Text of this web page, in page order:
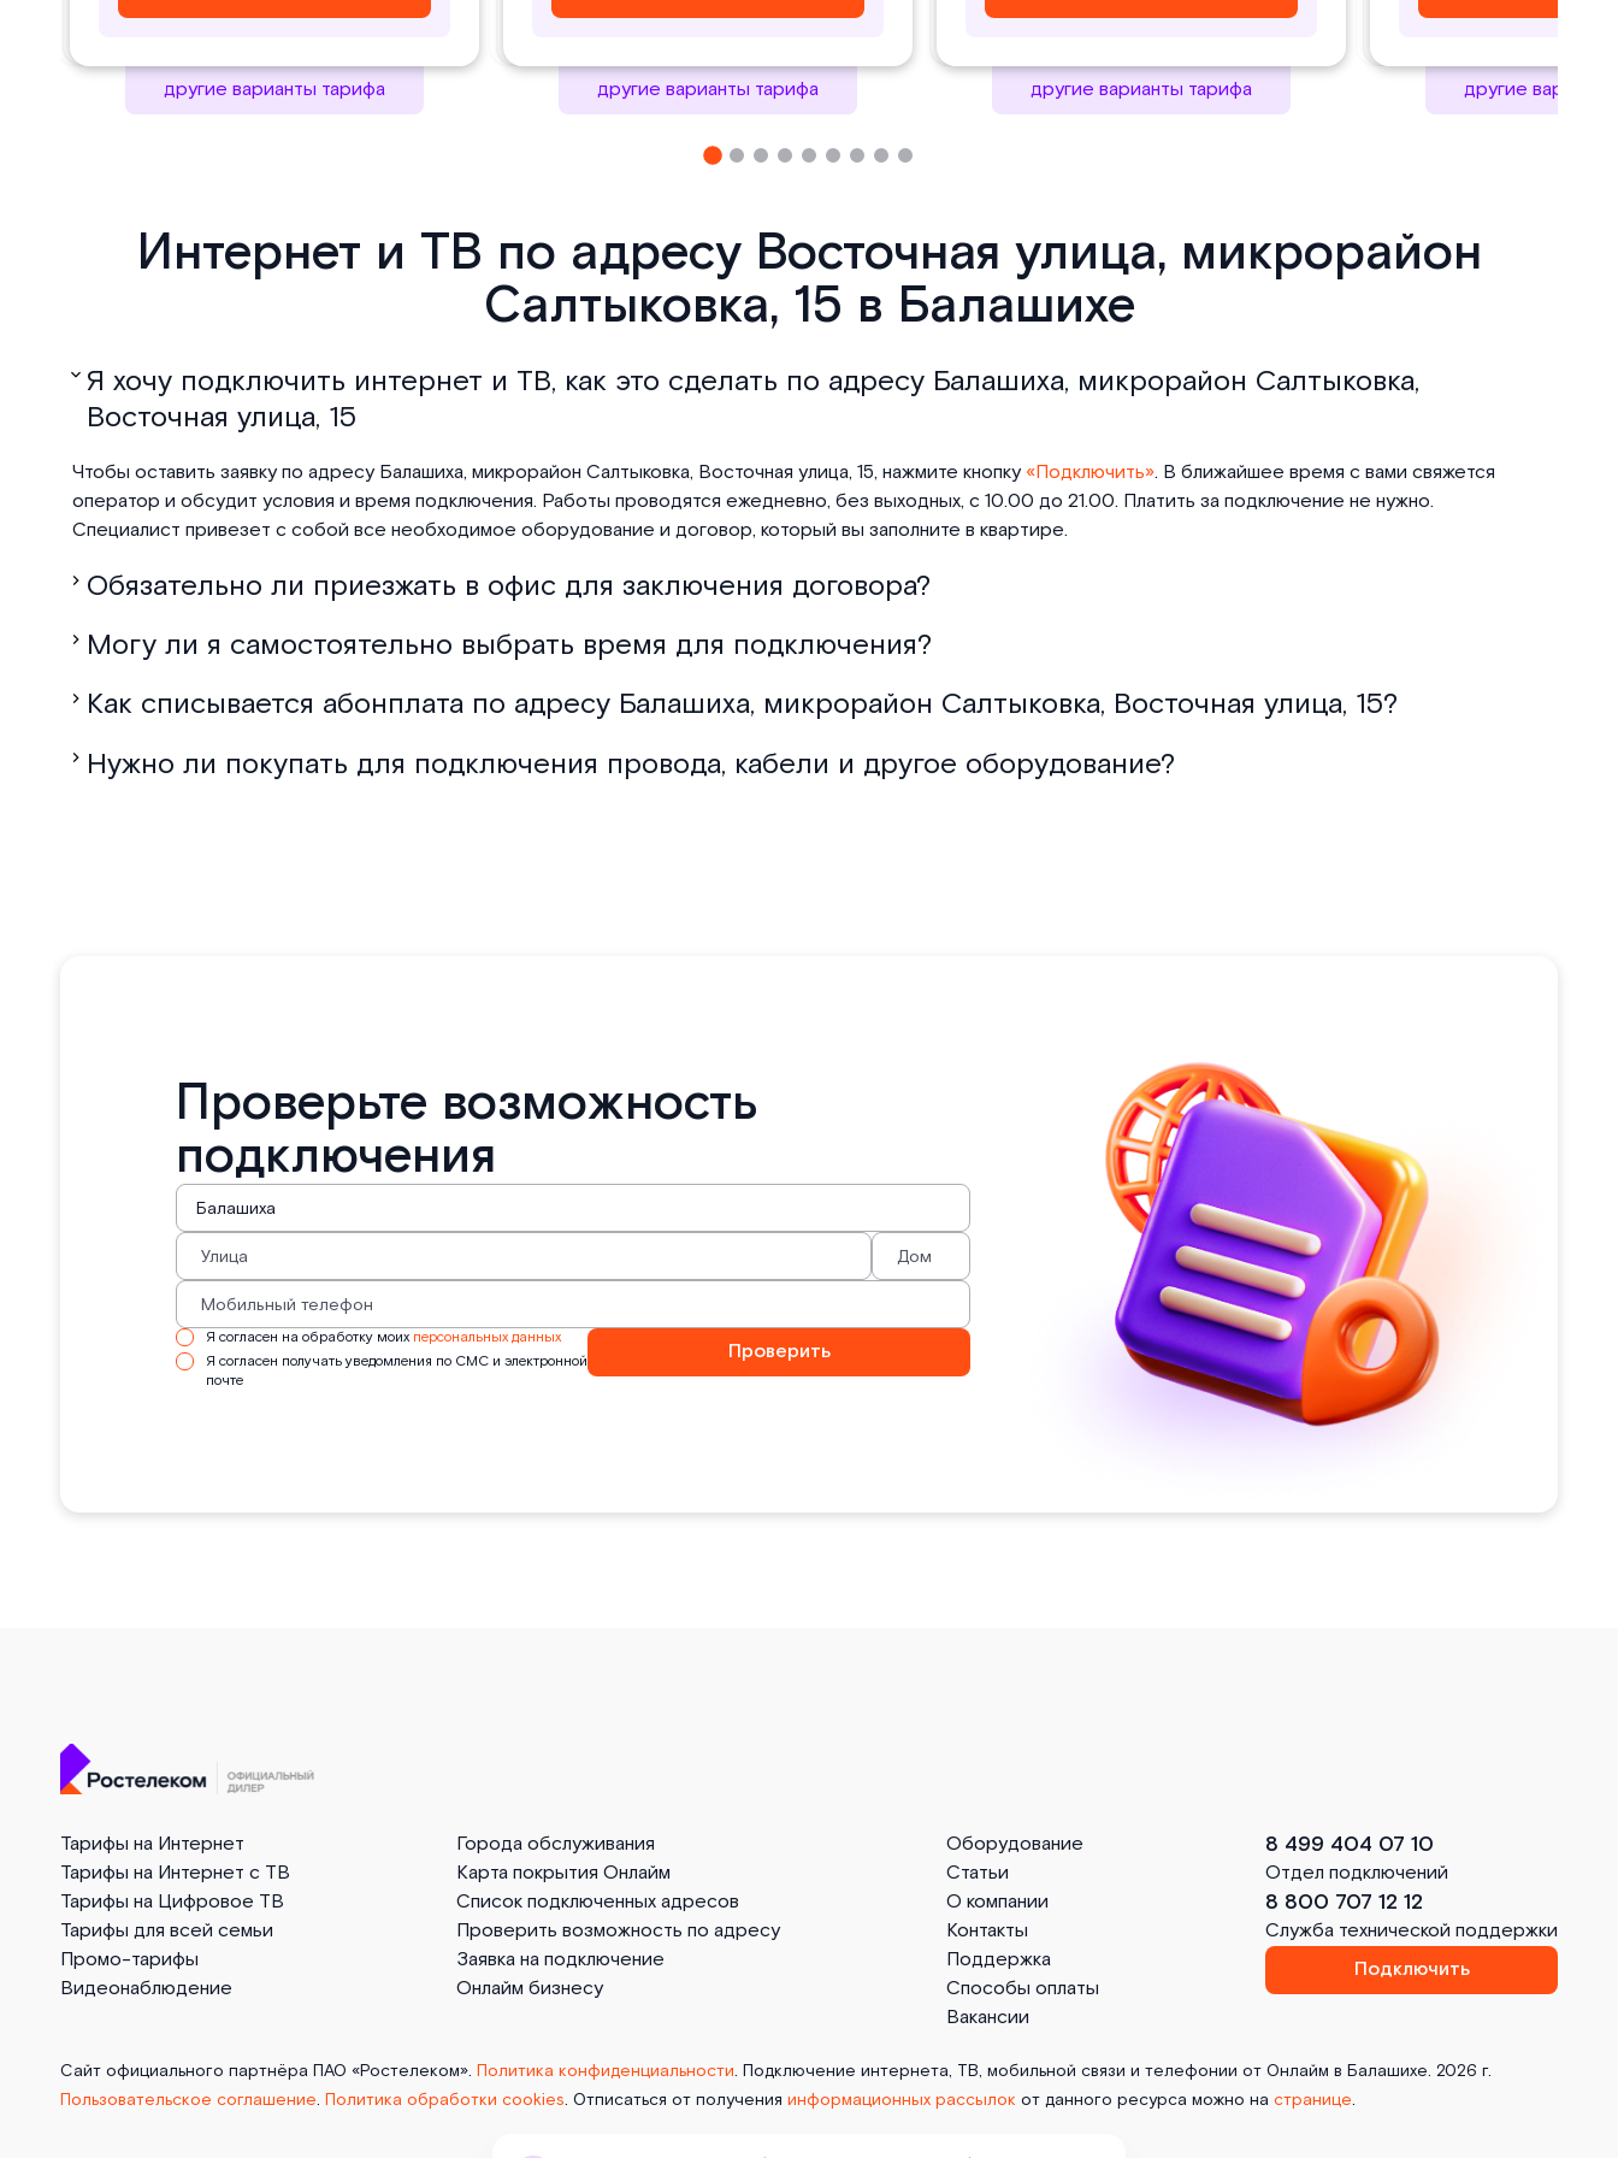
другие варианты тарифа другие варианты тарифа другие варианты тарифа другие
Интернет и ТВ по адресу Восточная улица, микрорайон
Салтыковка, 15 в Балашихе
Я хочу подключить интернет и ТВ, как это сделать по адресу Балашиха, микрорайон Салтыковка,
Восточная улица, 15
Чтобы оставить заявку по адресу Балашиха, микрорайон Салтыковка, Восточная улица, 15, нажмите кнопку«Подключить». В ближайшее время с вами свяжется
оператор и обсудит условия и время подключения. Работы проводятся ежедневно, без выходных, с 10.00 до 21.00. Платить за подключение не нужно.
Специалист привезет с собой все необходимое оборудование и договор, который вы заполните в квартире.
Обязательно ли приезжать в офис для заключения договора?
Могу ли я самостоятельно выбрать время для подключения?
Как списывается абонплата по адресу Балашиха, микрорайон Салтыковка, Восточная улица, 15?
Нужно ли покупать для подключения провода, кабели и другое оборудование?
Проверьте возможность
подключения
Я согласен на обработку моих персональных данных
Я согласен получать уведомления по СМС и электронной
почте
Проверить
Тарифы на Интернет
Тарифы на Интернет с ТВ
Тарифы на Цифровое ТВ
Тарифы для всей семьи
Промо-тарифы
Видеонаблюдение
Города обслуживания
Карта покрытия Онлайм
Список подключенных адресов
Проверить возможность по адресу
Заявка на подключение
Онлайм бизнесу
Оборудование
Статьи
О компании
Контакты
Поддержка
Способы оплаты
Вакансии
8 499 404 07 10
Отдел подключений
8 800 707 12 12
Служба технической поддержки
Подключить
Сайт официального партнёра ПАО «Ростелеком». Политика конфиденциальности. Подключение интернета, ТВ, мобильной связи и телефонии от Онлайм в Балашихе. 2026 г.
Пользовательское соглашение. Политика обработки cookies. Отписаться от получения информационных рассылок от данного ресурса можно на странице.